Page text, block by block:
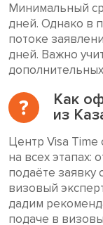
Минимальный
дней. Однако в
потоке
дней. Важно
Как
из
Центр Visa
на всех этапах:
подаёте заявку
визовый
дадим
подаче в